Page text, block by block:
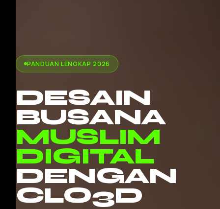
PANDUAN LENGKAP 2026
DESAIN
BUSANA
MUSLIM
DIGITAL
DENGAN
CLO3D